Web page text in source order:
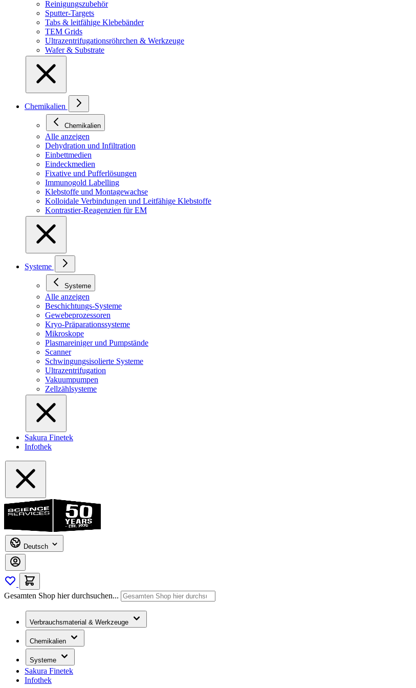
Reinigungszubehör
Sputter-Targets
Tabs & leitfähige Klebebänder
TEM Grids
Ultrazentrifugationsröhrchen & Werkzeuge
Wafer & Substrate
Chemikalien
Chemikalien
Alle anzeigen
Dehydration und Infiltration
Einbettmedien
Eindeckmedien
Fixative und Pufferlösungen
Immunogold Labelling
Klebstoffe und Montagewachse
Kolloidale Verbindungen und Leitfähige Klebstoffe
Kontrastier-Reagenzien für EM
Systeme
Systeme
Alle anzeigen
Beschichtungs-Systeme
Gewebeprozessoren
Kryo-Präparationssysteme
Mikroskope
Plasmareiniger und Pumpstände
Scanner
Schwingungsisolierte Systeme
Ultrazentrifugation
Vakuumpumpen
Zellzählsysteme
Sakura Finetek
Infothek
Deutsch
Gesamten Shop hier durchsuchen...
Verbrauchsmaterial & Werkzeuge
Chemikalien
Systeme
Sakura Finetek
Infothek